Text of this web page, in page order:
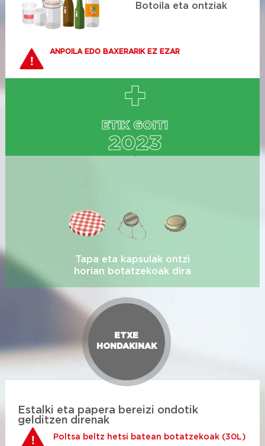
Botoila eta ontziak
ANPOILA EDO BAXERARIK EZ EZAR
ETIK GOITI
2023
Tapa eta kapsulak ontzi
horian botatzekoak dira
ETXE
HONDAKINAK
Estalki eta papera bereizi ondotik
gelditzen direnak
Poltsa beltz hetsi batean botatzekoak (30L)